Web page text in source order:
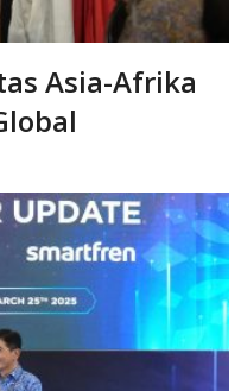
Asia-Afrika